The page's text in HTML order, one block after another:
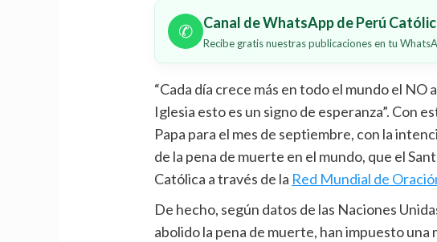
✆ Canal de WhatsApp de Perú
Recibe gratis nuestras publicaciones en tu
“Cada día crece más en todo el mundo el NO
Iglesia esto es un signo de esperanza”. Con
Papa para el mes de septiembre, con la
de la pena de muerte en el mundo, que el
Católica a través de la Red Mundial de
De hecho, según datos de las Naciones
abolido la pena de muerte, han impuesto